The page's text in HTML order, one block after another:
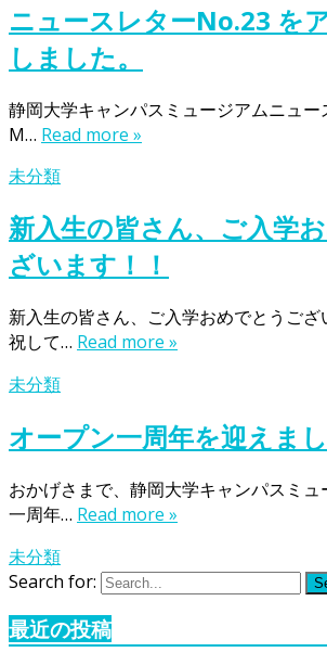
ニュースレターNo.23 を
しました。
静岡大学キャンパスミュージアムニュ
M… Read more »
未分類
新入生の皆さん、ご入学
ざいます！！
新入生の皆さん、ご入学おめでとうご
祝して… Read more »
未分類
オープン一周年を迎えま
おかげさまで、静岡大学キャンパスミ
一周年… Read more »
未分類
Search for:
最近の投稿